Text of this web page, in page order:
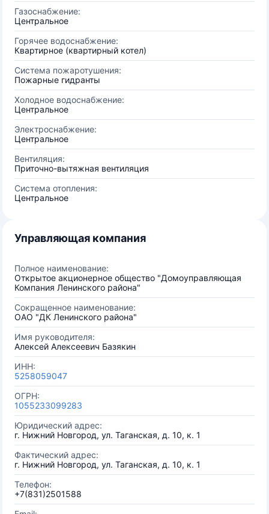
Газоснабжение:
Центральное
Горячее водоснабжение:
Квартирное (квартирный котел)
Система пожаротушения:
Пожарные гидранты
Холодное водоснабжение:
Центральное
Электроснабжение:
Центральное
Вентиляция:
Приточно-вытяжная вентиляция
Система отопления:
Центральное
Управляющая компания
Полное наименование:
Открытое акционерное общество "Домоуправляющая
Компания Ленинского района"
Сокращенное наименование:
ОАО "ДК Ленинского района"
Имя руководителя:
Алексей Алексеевич Базякин
ИНН:
5258059047
ОГРН:
1055233099283
Юридический адрес:
г. Нижний Новгород, ул. Таганская, д. 10, к. 1
Фактический адрес:
г. Нижний Новгород, ул. Таганская, д. 10, к. 1
Телефон:
+7(831)2501588